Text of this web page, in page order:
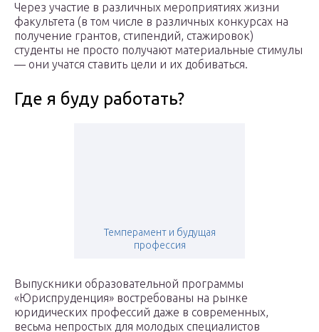
Через участие в различных мероприятиях жизни
факультета (в том числе в различных конкурсах на
получение грантов, стипендий, стажировок)
студенты не просто получают материальные стимулы
— они учатся ставить цели и их добиваться.
Где я буду работать?
Темперамент и будущая
профессия
Выпускники образовательной программы
«Юриспруденция» востребованы на рынке
юридических профессий даже в современных,
весьма непростых для молодых специалистов